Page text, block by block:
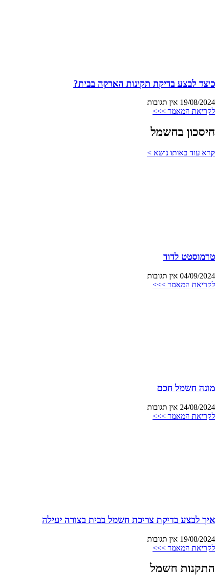
כיצד לבצע בדיקת תקינות הארקה בבית?
19/08/2024 אין תגובות
לקריאת המאמר >>>
חיסכון בחשמל
קרא עוד באותו נושא >
טרמוסטט לדוד
04/09/2024 אין תגובות
לקריאת המאמר >>>
מונה חשמל חכם
24/08/2024 אין תגובות
לקריאת המאמר >>>
איך לבצע בדיקת צריכת חשמל בבית בצורה יעילה
19/08/2024 אין תגובות
לקריאת המאמר >>>
התקנות חשמל